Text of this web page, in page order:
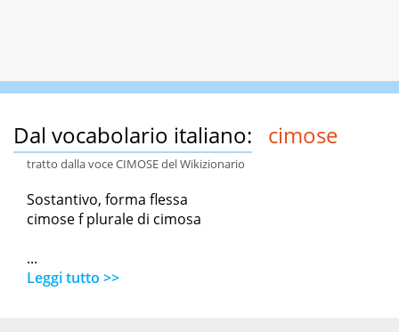
Dal vocabolario italiano: cimose
tratto dalla voce CIMOSE del Wikizionario
Sostantivo, forma flessa
cimose f plurale di cimosa
...
Leggi tutto >>